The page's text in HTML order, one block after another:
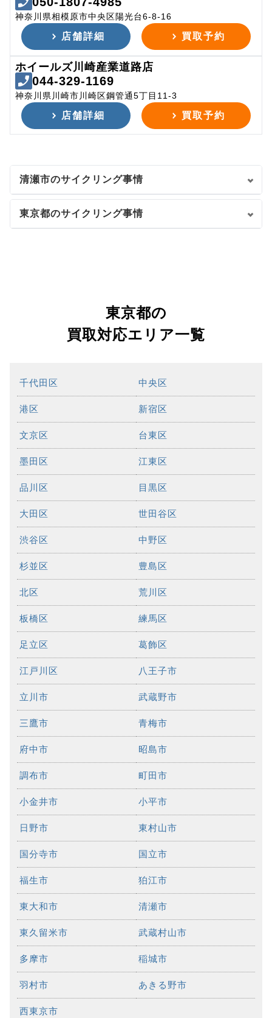
神奈川県相模原市中央区陽光台6-8-16
店舗詳細 買取予約
ホイールズ川崎産業道路店
044-329-1169
神奈川県川崎市川崎区鋼管通5丁目11-3
店舗詳細 買取予約
清瀬市のサイクリング事情
東京都のサイクリング事情
東京都の
買取対応エリア一覧
千代田区 中央区
港区 新宿区
文京区 台東区
墨田区 江東区
品川区 目黒区
大田区 世田谷区
渋谷区 中野区
杉並区 豊島区
北区 荒川区
板橋区 練馬区
足立区 葛飾区
江戸川区 八王子市
立川市 武蔵野市
三鷹市 青梅市
府中市 昭島市
調布市 町田市
小金井市 小平市
日野市 東村山市
国分寺市 国立市
福生市 狛江市
東大和市 清瀬市
東久留米市 武蔵村山市
多摩市 稲城市
羽村市 あきる野市
西東京市